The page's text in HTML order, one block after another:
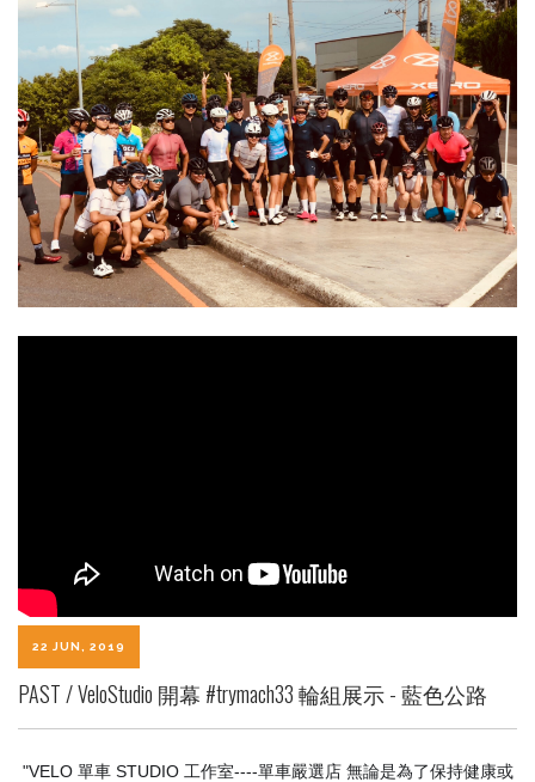
22 JUN, 2019
PAST / VeloStudio 開幕 #trymach33 輪組展示 - 藍色公路
"VELO 單車 STUDIO 工作室----單車嚴選店 無論是為了保持健康或